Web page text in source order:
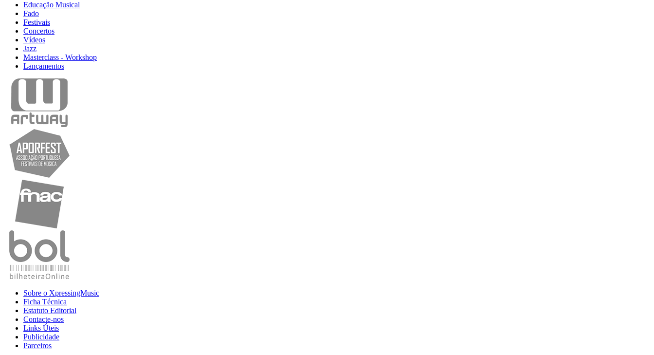
Educação Musical
Fado
Festivais
Concertos
Vídeos
Jazz
Masterclass - Workshop
Lançamentos
Sobre o XpressingMusic
Ficha Técnica
Estatuto Editorial
Contacte-nos
Links Úteis
Publicidade
Parceiros